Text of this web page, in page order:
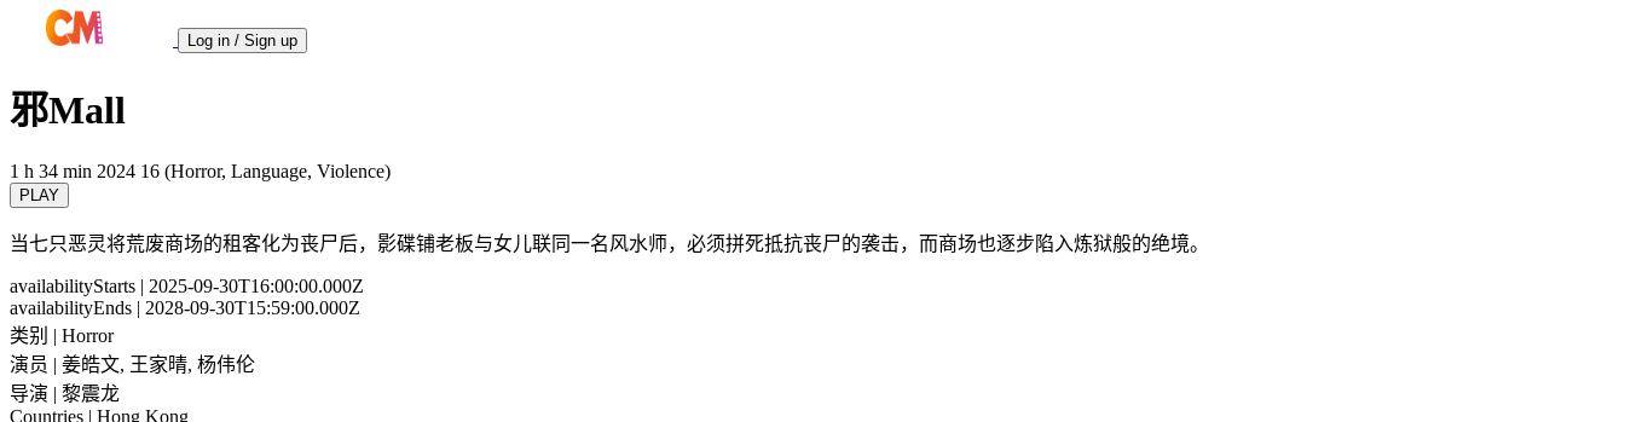
Log in / Sign up
邪Mall
1 h 34 min 2024 16 (Horror, Language, Violence)
PLAY
当七只恶灵将荒废商场的租客化为丧尸后，影碟铺老板与女儿联同一名风水师，必须拼死抵抗丧尸的袭击，而商场也逐步陷入炼狱般的绝境。
availabilityStarts | 2025-09-30T16:00:00.000Z
availabilityEnds | 2028-09-30T15:59:00.000Z
类别 | Horror
演员 | 姜皓文, 王家晴, 杨伟伦
导演 | 黎震龙
Countries | Hong Kong